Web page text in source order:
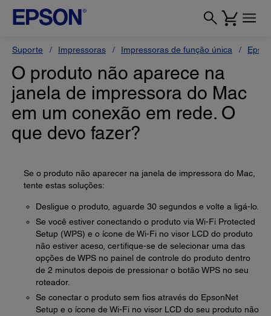
Suporte Impressoras Impressoras de função única
O produto não aparece na
janela de impressora do Mac
em um conexão em rede. O
que devo fazer?
Se o produto não aparecer na janela de impressora do Mac,
tente estas soluções:
Desligue o produto, aguarde 30 segundos e volte a ligá-lo.
Se você estiver conectando o produto via Wi-Fi Protected
Setup (WPS) e o ícone de Wi-Fi no visor LCD do produto
não estiver aceso, certifique-se de selecionar uma das
opções de WPS no painel de controle do produto dentro
de 2 minutos depois de pressionar o botão WPS no seu
roteador.
Se conectar o produto sem fios através do EpsonNet
Setup e o ícone de Wi-Fi no visor LCD do seu produto não